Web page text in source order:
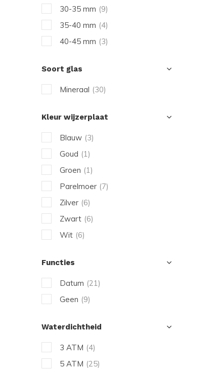
30-35 mm (9)
35-40 mm (4)
40-45 mm (3)
Soort glas
Mineraal (30)
Kleur wijzerplaat
Blauw (3)
Goud (1)
Groen (1)
Parelmoer (7)
Zilver (6)
Zwart (6)
Wit (6)
Functies
Datum (21)
Geen (9)
Waterdichtheid
3 ATM (4)
5 ATM (25)